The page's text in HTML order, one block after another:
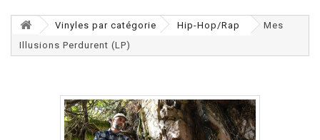
Vinyles par catégorie Hip-Hop/Rap
Mes
Illusions Perdurent (LP)